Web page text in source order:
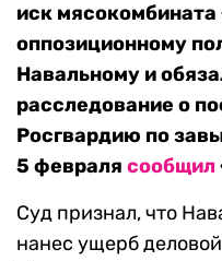
иск
оппозиционному
Навальному и
расследование о
Росгвардию по
5 февраля сообщил
Суд признал, что
нанес ущерб